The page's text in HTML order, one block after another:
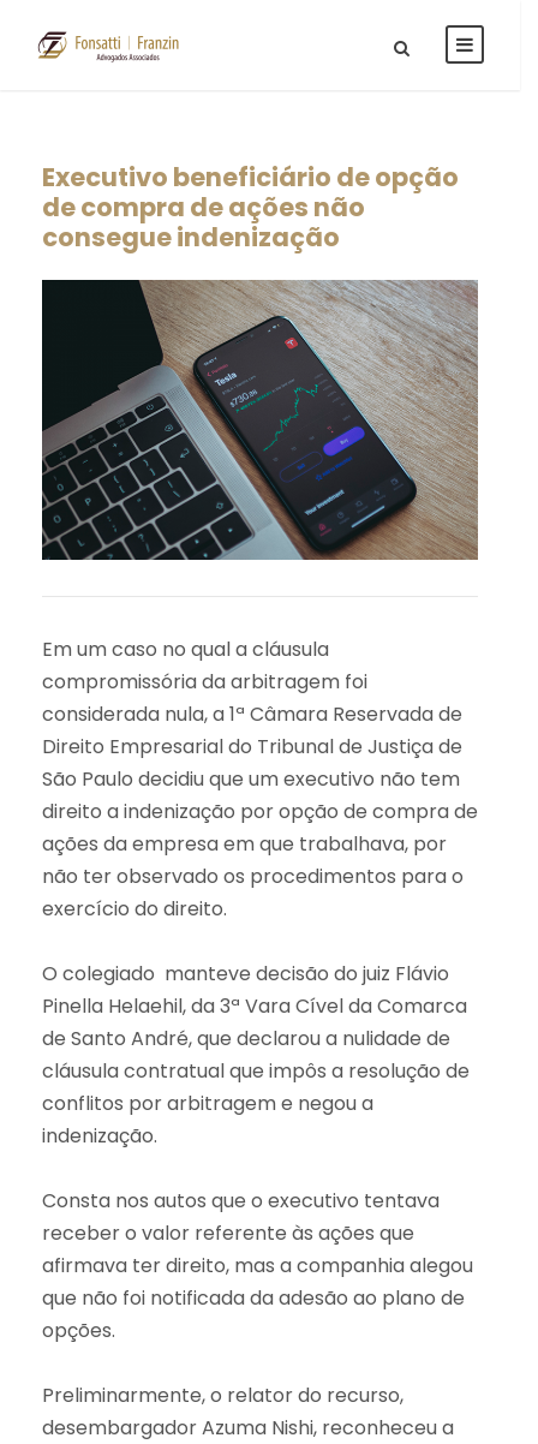
Executivo beneficiário de opção
de compra de ações não
consegue indenização
Em um caso no qual a cláusula
compromissória da arbitragem foi
considerada nula, a 1ª Câmara Reservada de
Direito Empresarial do Tribunal de Justiça de
São Paulo decidiu que um executivo não tem
direito a indenização por opção de compra de
ações da empresa em que trabalhava, por
não ter observado os procedimentos para o
exercício do direito.
O colegiado manteve decisão do juiz Flávio
Pinella Helaehil, da 3ª Vara Cível da Comarca
de Santo André, que declarou a nulidade de
cláusula contratual que impôs a resolução de
conflitos por arbitragem e negou a
indenização.
Consta nos autos que o executivo tentava
receber o valor referente às ações que
afirmava ter direito, mas a companhia alegou
que não foi notificada da adesão ao plano de
opções.
Preliminarmente, o relator do recurso,
desembargador Azuma Nishi, reconheceu a